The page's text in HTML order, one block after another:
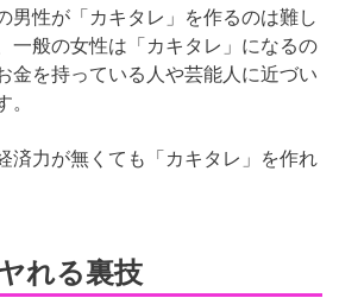
男性が「カキタレ」を作るのは難し
一般の女性は「カキタレ」になるの
金を持っている人や芸能人に近づい
済力が無くても「カキタレ」を作れ
れる裏技